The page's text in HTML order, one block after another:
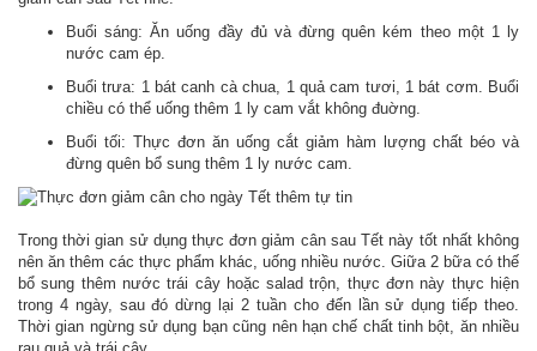
Buổi sáng: Ăn uống đầy đủ và đừng quên kém theo một 1 ly
nước cam ép.
Buổi trưa: 1 bát canh cà chua, 1 quả cam tươi, 1 bát cơm. Buổi
chiều có thể uống thêm 1 ly cam vắt không đuờng.
Buổi tối: Thực đơn ăn uống cắt giảm hàm lượng chất béo và
đừng quên bổ sung thêm 1 ly nước cam.
Trong thời gian sử dụng thực đơn giảm cân sau Tết này tốt nhất không
nên ăn thêm các thực phẩm khác, uống nhiều nước. Giữa 2 bữa có thế
bổ sung thêm nước trái cây hoặc salad trộn, thực đơn này thực hiện
trong 4 ngày, sau đó dừng lại 2 tuần cho đến lần sử dụng tiếp theo.
Thời gian ngừng sử dụng bạn cũng nên hạn chế chất tinh bột, ăn nhiều